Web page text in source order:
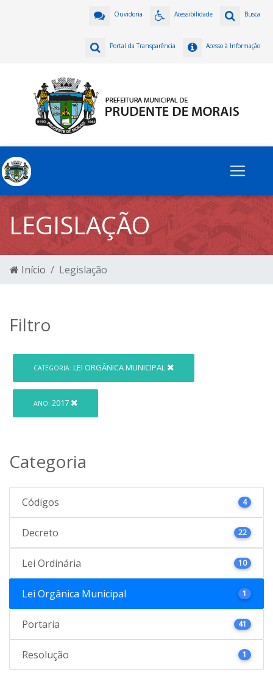
Busca
Acessibilidade
Ouvidoria
Acesso à Informação
Portal da Transparência
LEGISLAÇÃO
Início Legislação
Filtro
CATEGORIA: LEI ORGÂNICA MUNICIPAL
ANO: 2017
Categoria
Códigos 4
Decreto 22
Lei Ordinária 10
Lei Orgânica Municipal 1
Portaria 41
Resolução 1